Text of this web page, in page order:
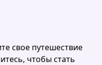
свое путешествие
чтобы стать